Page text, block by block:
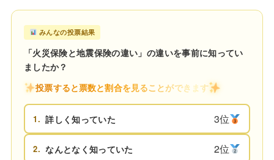
みんなの投票結果
「火災保険と地震保険の違い」の違いを事前に知ってい
ましたか？
投票すると票数と割合を見ることができます
1. 詳しく知っていた 3位
2. なんとなく知っていた 2位